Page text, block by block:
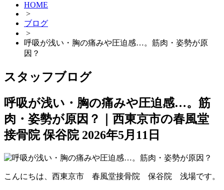
HOME
>
ブログ
>
呼吸が浅い・胸の痛みや圧迫感…。筋肉・姿勢が原
因？
スタッフブログ
呼吸が浅い・胸の痛みや圧迫感…。筋
肉・姿勢が原因？｜西東京市の春風堂
接骨院 保谷院 2026年5月11日
こんにちは、西東京市 春風堂接骨院 保谷院 浅場です。